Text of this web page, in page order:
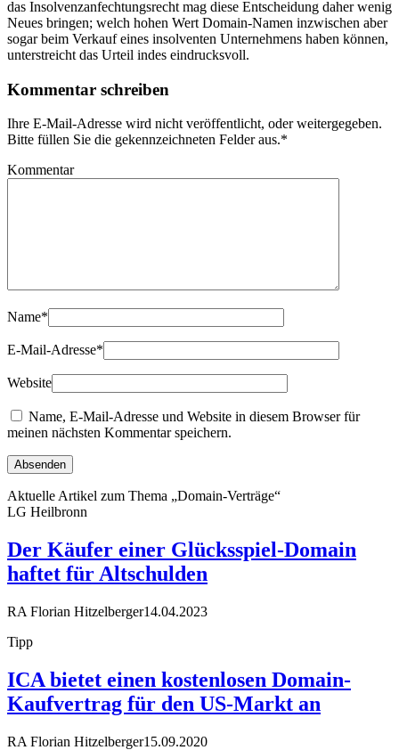
das Insolvenzanfechtungsrecht mag diese Entscheidung daher wenig
Neues bringen; welch hohen Wert Domain-Namen inzwischen aber
sogar beim Verkauf eines insolventen Unternehmens haben können,
unterstreicht das Urteil indes eindrucksvoll.
Kommentar schreiben
Ihre E-Mail-Adresse wird nicht veröffentlicht, oder weitergegeben.
Bitte füllen Sie die gekennzeichneten Felder aus.*
Kommentar
Name*
E-Mail-Adresse*
Website
Name, E-Mail-Adresse und Website in diesem Browser für
meinen nächsten Kommentar speichern.
Aktuelle Artikel zum Thema „Domain-Verträge“
LG Heilbronn
Der Käufer einer Glücksspiel-Domain
haftet für Altschulden
RA Florian Hitzelberger14.04.2023
Tipp
ICA bietet einen kostenlosen Domain-
Kaufvertrag für den US-Markt an
RA Florian Hitzelberger15.09.2020